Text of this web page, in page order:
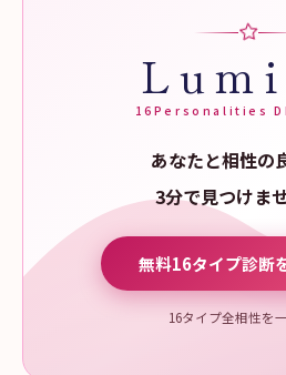
16Personalities
あなたと相性の
3分で見つけま
無料16タイプ診断
16タイプ全相性を